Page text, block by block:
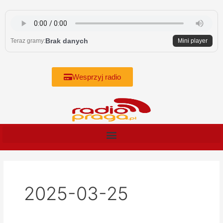
content
Teraz gramy:Brak danych Mini player
Wesprzyj radio
2025-03-25